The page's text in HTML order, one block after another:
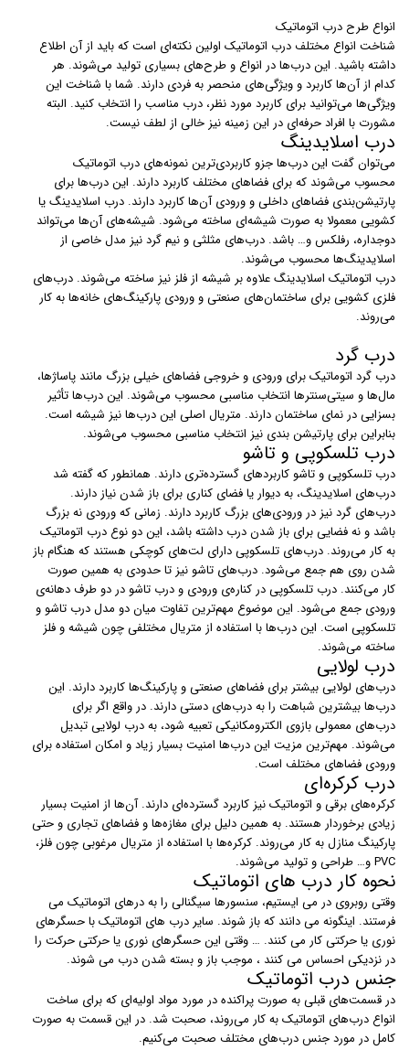
انواع طرح درب اتوماتیک
شناخت انواع مختلف درب اتوماتیک اولین نکته‌ای است که باید از آن اطلاع
داشته باشید. این درب‌ها در انواع و طرح‌های بسیاری تولید می‌شوند. هر
کدام از آن‌ها کاربرد و ویژگی‌های منحصر به فردی دارند. شما با شناخت این
ویژگی‌ها می‌توانید برای کاربرد مورد نظر، درب مناسب را انتخاب کنید. البته
مشورت با افراد حرفه‌ای در این زمینه نیز خالی از لطف نیست.
درب اسلایدینگ
می‌توان گفت این درب‌ها جزو کاربردی‌ترین نمونه‌های درب اتوماتیک
محسوب می‌شوند که برای فضاهای مختلف کاربرد دارند. این درب‌ها برای
پارتیشن‌بندی فضاهای داخلی و ورودی آن‌ها کاربرد دارند. درب‌ اسلایدینگ یا
کشویی معمولا به صورت شیشه‌ای ساخته می‌شود. شیشه‌های آن‌ها می‌تواند
دوجداره، رفلکس و… باشد. درب‌های مثلثی و نیم گرد نیز مدل خاصی از
اسلایدینگ‌ها محسوب می‌شوند.
درب‌ اتوماتیک اسلایدینگ علاوه بر شیشه از فلز نیز ساخته می‌شوند. درب‌های
فلزی کشویی برای ساختمان‌های صنعتی و ورودی پارکینگ‌های خانه‌ها به کار
می‌روند.
درب گرد
درب‌ گرد اتوماتیک برای ورودی و خروجی فضاهای خیلی بزرگ مانند پاساژ‌ها،
مال‌ها و سیتی‌سنترها انتخاب مناسبی محسوب می‌شوند. این درب‌ها تأثیر
بسزایی در نمای ساختمان دارند. متریال اصلی این درب‌ها نیز شیشه است.
بنابراین برای پارتیشن بندی نیز انتخاب مناسبی محسوب می‌شوند.
درب تلسکوپی و تاشو
درب‌ تلسکوپی و تاشو کاربردهای گسترده‌تری دارند. همانطور که گفته شد
درب‌های اسلایدینگ، به دیوار یا فضای کناری برای باز شدن نیاز دارند.
درب‌های گرد نیز در ورودی‌های بزرگ کاربرد دارند. زمانی که ورودی نه بزرگ
باشد و نه فضایی برای باز شدن درب داشته باشد، این دو نوع درب اتوماتیک
به کار می‌روند. درب‌های تلسکوپی دارای لت‌های کوچکی هستند که هنگام باز
شدن روی هم جمع می‌شود. درب‌های تاشو نیز تا حدودی به همین صورت
کار می‌کنند. درب تلسکوپی در کناره‌ی ورودی و درب تاشو در دو طرف دهانه‌ی
ورودی جمع می‌شود. این موضوع مهم‌ترین تفاوت میان دو مدل درب تاشو و
تلسکوپی است. این درب‌ها با استفاده از متریال مختلفی چون شیشه و فلز
ساخته می‌شوند.
درب لولایی
درب‌های لولایی بیشتر برای فضاهای صنعتی و پارکینگ‌ها کاربرد دارند. این
درب‌ها بیشترین شباهت را به درب‌های دستی دارند. در واقع اگر برای
درب‌های معمولی بازوی الکترومکانیکی تعبیه شود، به درب لولایی تبدیل
می‌شوند. مهم‌ترین مزیت این درب‌ها امنیت بسیار زیاد و امکان استفاده برای
ورودی فضاهای مختلف است.
درب کرکره‌ای
کرکره‌های برقی و اتوماتیک نیز کاربرد گسترده‌ای دارند. آن‌ها از امنیت بسیار
زیادی برخوردار هستند. به همین دلیل برای مغازه‌ها و فضاهای تجاری و حتی
پارکینگ منازل به کار می‌روند. کرکره‌ها با استفاده از متریال مرغوبی چون فلز،
PVC و… طراحی و تولید می‌شوند.
نحوه کار درب های اتوماتیک
وقتی روبروی در می ایستیم، سنسورها سیگنالی را به درهای اتوماتیک می
فرستند. اینگونه می دانند که باز شوند. سایر درب های اتوماتیک با حسگرهای
نوری یا حرکتی کار می کنند. … وقتی این حسگرهای نوری یا حرکتی حرکت را
در نزدیکی احساس می کنند ، موجب باز و بسته شدن درب می شوند.
جنس درب اتوماتیک
در قسمت‌های قبلی به صورت پراکنده در مورد مواد اولیه‌ای که برای ساخت
انواع درب‌های اتوماتیک به کار می‌روند،‌ صحبت شد. در این قسمت به صورت
کامل در مورد جنس درب‌های مختلف صحبت می‌کنیم.